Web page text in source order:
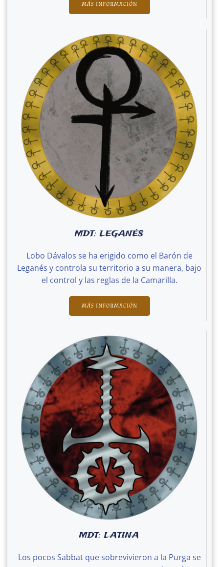
MÁS INFORMACIÓN
MDT: LEGANÉS
Lobo Dávalos se ha erigido como el Barón de
Leganés y controla su territorio a su manera, bajo
el control y las reglas de la Camarilla.
MÁS INFORMACIÓN
MDT: LATINA
Los pocos Sabbat que sobrevivieron a la Purga se